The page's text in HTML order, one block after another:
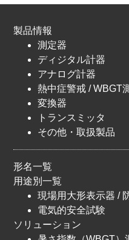
製品情報
測定器
ディジタル計器
アナログ計器
熱中症警戒 / WBGT
変換器
トランスミッタ
その他・取扱製品
形名一覧
用途別一覧
現場用大形表示器 /
電気的安全試験
ソリューション